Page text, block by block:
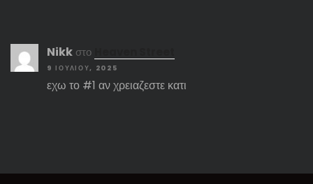
Nikk στο
9 ΙΟΥΛΊΟΥ, 2025
εχω το #1 αν χρειαζεστε κατι